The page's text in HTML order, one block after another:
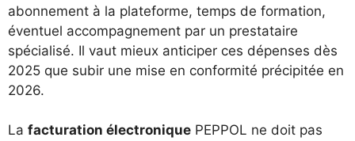
abonnement à la plateforme, temps de formation,
éventuel accompagnement par un prestataire
spécialisé. Il vaut mieux anticiper ces dépenses dès
2025 que subir une mise en conformité précipitée en
2026.
La facturation électronique PEPPOL ne doit pas